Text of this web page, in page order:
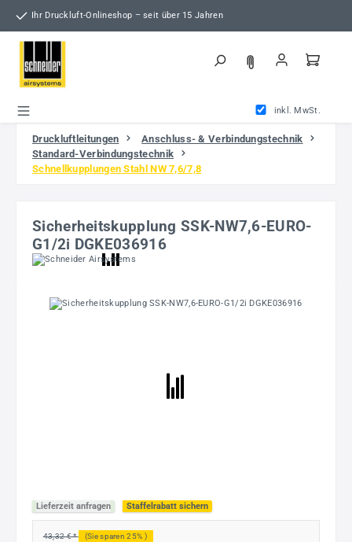
Zum Hauptinhalt springen
Ihr Druckluft-Onlineshop – seit über 15 Jahren
inkl. MwSt.
Druckluftleitungen
Anschluss- & Verbindungstechnik
Standard-Verbindungstechnik
Schnellkupplungen Stahl NW 7,6/7,8
Sicherheitskupplung SSK-NW7,6-EURO-
G1/2i DGKE036916
Bildergalerie überspringen
Lieferzeit anfragen Staffelrabatt sichern
43,32 € * (Sie sparen 25% )